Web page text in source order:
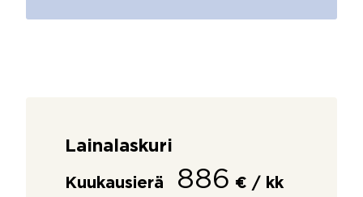
Lainalaskuri
Kuukausierä 886 € / kk